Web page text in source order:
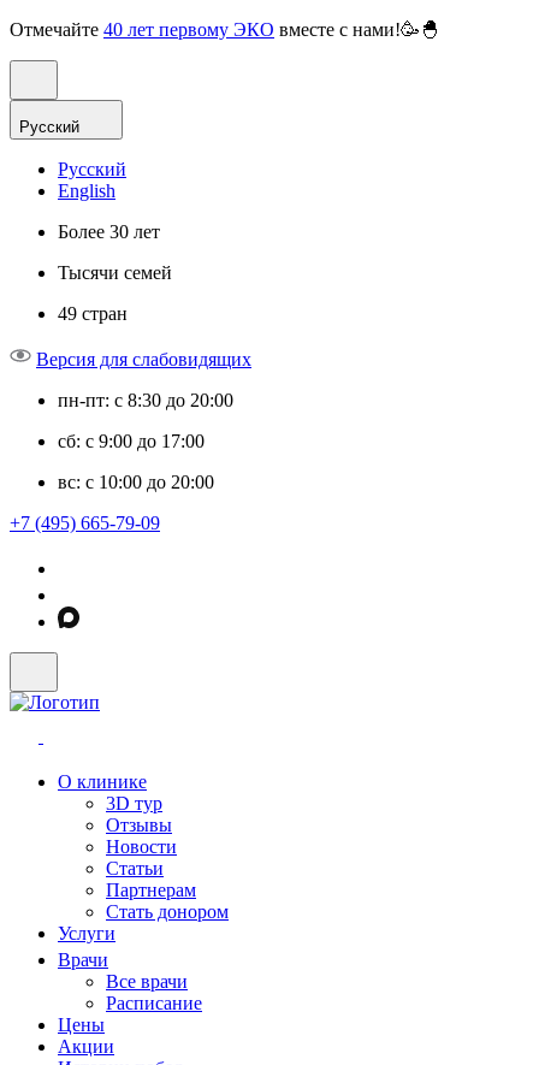
Отмечайте 40 лет первому ЭКО вместе с нами!🥳🐣
Русский
Русский
English
Более 30 лет
Тысячи семей
49 стран
Версия для слабовидящих
пн-пт: с 8:30 до 20:00
сб: с 9:00 до 17:00
вс: с 10:00 до 20:00
+7 (495) 665-79-09
О клинике
3D тур
Отзывы
Новости
Статьи
Партнерам
Стать донором
Услуги
Врачи
Все врачи
Расписание
Цены
Акции